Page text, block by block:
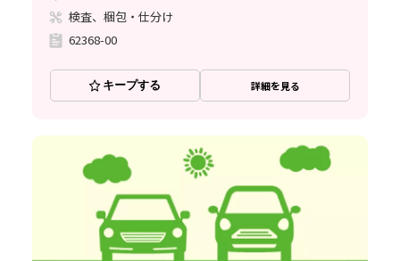
検査、梱包・仕分け
62368-00
キープする 詳細を見る